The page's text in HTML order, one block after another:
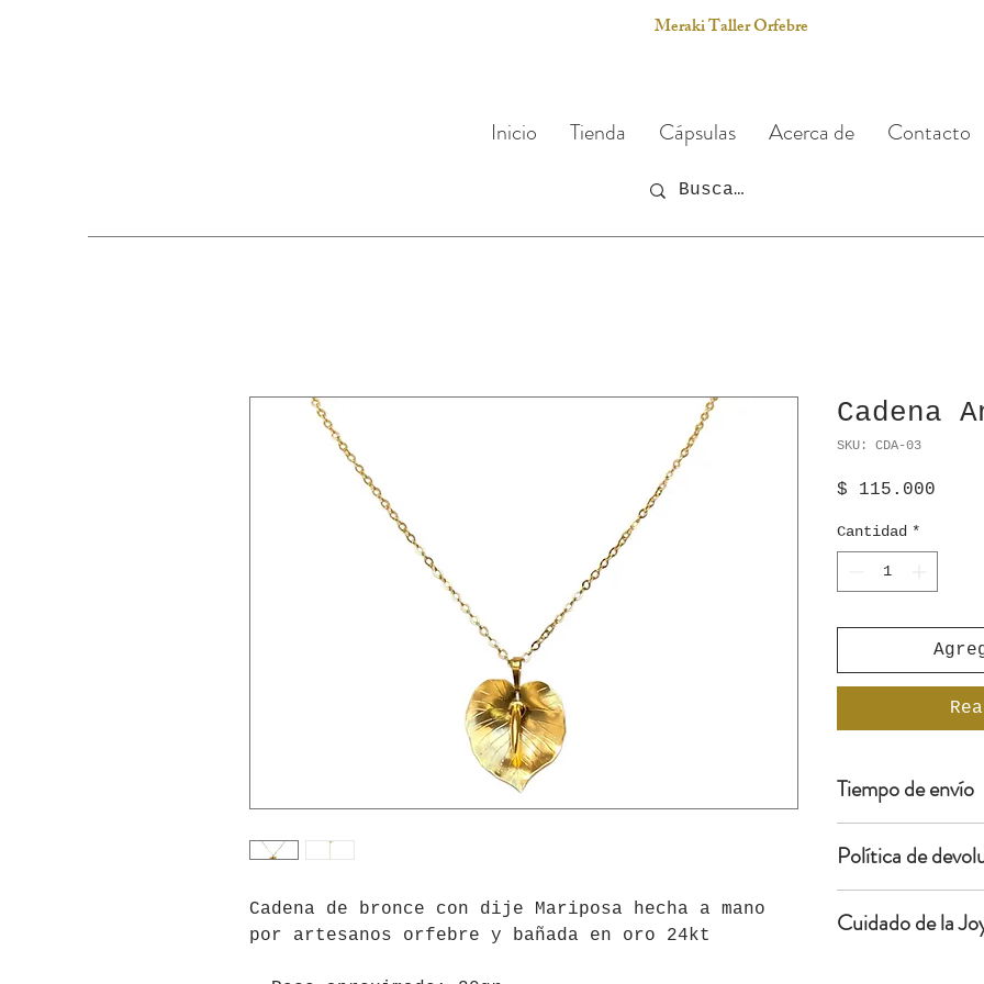
Meraki Taller Orfebre
Inicio Tienda Cápsulas Acerca de Contacto
Cadena de bronce con dije Mariposa hecha a mano
por artesanos orfebre y bañada en oro 24kt
Cadena
SKU: CDA-03
$ 115.000
Cantidad *
Tiempo de envío
nacionales (
Política de
los 15 días
Cuidado de la